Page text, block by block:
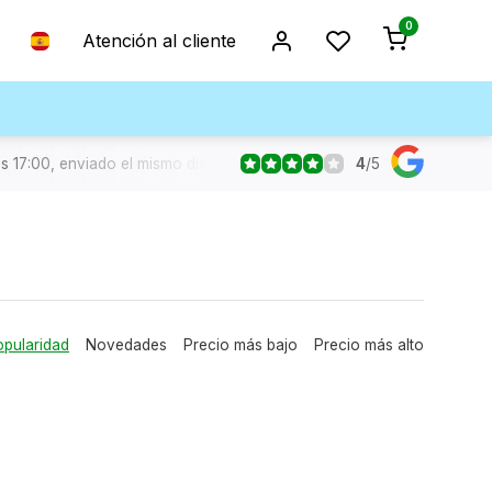
Atención al cliente
0
17:00, enviado el mismo día 4/5
Novedades Precio más bajo Precio más alto